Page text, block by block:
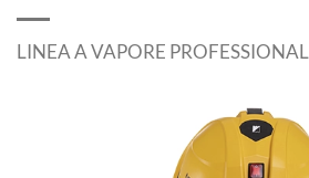
LINEA A VAPORE